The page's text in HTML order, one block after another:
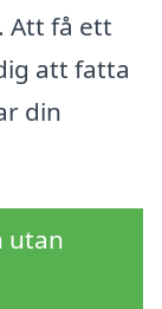
Att få ett
att fatta
din
utan